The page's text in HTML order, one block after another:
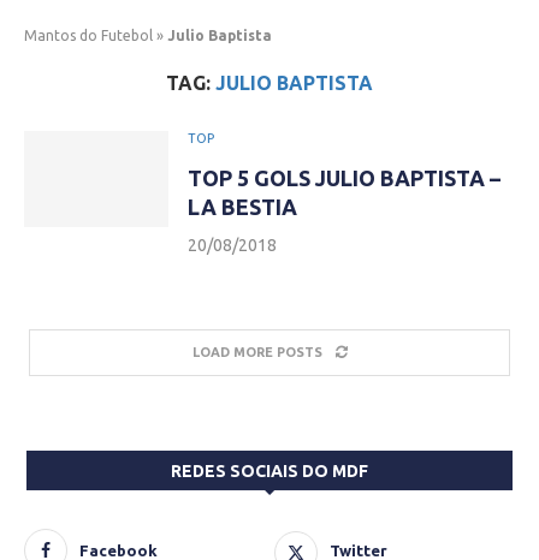
Mantos do Futebol » Julio Baptista
TAG: JULIO BAPTISTA
TOP
TOP 5 GOLS JULIO BAPTISTA –
LA BESTIA
20/08/2018
LOAD MORE POSTS
REDES SOCIAIS DO MDF
Facebook Twitter